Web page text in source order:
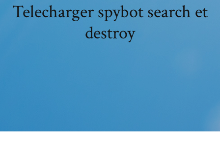
Telecharger spybot search et
destroy